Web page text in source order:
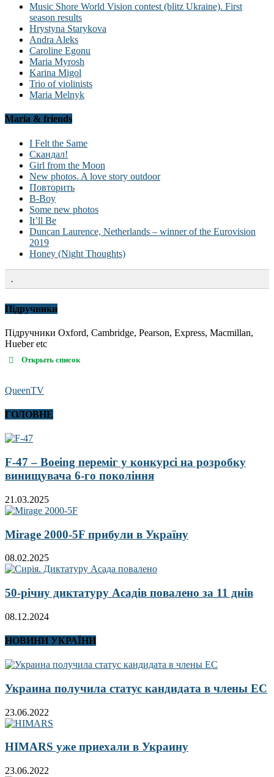
Music Shore World Vision contest (blitz Ukraine). First
season results
Hrystyna Starykova
Andra Aleks
Caroline Egonu
Maria Myrosh
Karina Migol
Trio of violinists
Maria Melnyk
Maria & friends
I Felt the Same
Скандал!
Girl from the Moon
New photos. A love story outdoor
Повторить
B-Boy
Some new photos
It’ll Be
Duncan Laurence, Netherlands – winner of the Eurovision
2019
Honey (Night Thoughts)
.
Підручники
Підручники Oxford, Cambridge, Pearson, Express, Macmillan,
Hueber etc
Открыть список
QueenTV
ГОЛОВНЕ
F-47 – Boeing переміг у конкурсі на розробку
винищувача 6-го покоління
21.03.2025
Mirage 2000-5F прибули в Україну
08.02.2025
50-річну диктатуру Асадів повалено за 11 днів
08.12.2024
НОВИНИ УКРАЇНИ
Украина получила статус кандидата в члены ЕС
23.06.2022
HIMARS уже приехали в Украину
23.06.2022